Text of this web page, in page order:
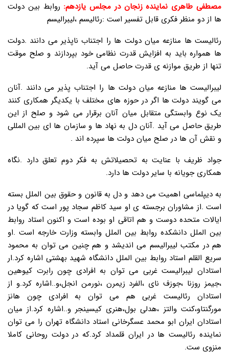
مصطفی طاهری نماینده زنجان در مجلس یازدهم: روابط بین دولت
ها از دو منظر فکری قابل تفسیر است :رئالیسم ،لیبرالیسم
رئالیست ها منازعه میان دولت ها را اجتناب ناپذیر می دانند .دولت
ها همواره باید به افزایش قدرت نظامی خود بپردازند و صلح موقت
تنها از طریق موازنه ی قدرت حاصل می آید.
لیبرالیست ها منازعه میان دولت ها را اجتناب پذیر می دانند .آنان
می گویند دولت ها اگر در حوزه های مختلف با یکدیگر همکاری کنند
یک نوع وابستگی متقابل میان آنان برقرار می شود و صلح از این
طریق حاصل می آید .آنان دل به نهاد ها و سازمان ها ای بین المللی
و نقش آن ها در صلح میان دولت ها سپرده اند .
جواد ظریف با عنایت به تحصیلاتش به فکر دوم تعلق دارد .نگاه
همکاری جویانه با سایر دولت ها دارد.
به دیپلماسی اهمیت می دهد و دل به قانون و حقوق بین الملل بسته
است .از مشاوران برجسته ی او سید کاظم سجاد پور است که گویا در
ایالات متحده دوست و هم اتاقی او بوده است و اکنون استاد روابط
بین الملل دانشکده روابط بین الملل وابسته وزارت خارجه است .او
هم در مکتب لیبرالیسم می اندیشد و هم چنین می توان به محمود
سریع القلم استاد روابط بین الملل دانشگاه شهید بهشتی اشاره کرد.ار
استادان لیبرالیست غربی می توان به افرادی چون رابرت کیوهین
،جیمز روزنا ،جوزف نای ،الفرد زیمرن ،نورمن انجل،و..اشاره کرد.و از
استادان رئالیست غربی هم می توان به افرادی چون هانز
مورگنتاو،کنت والتز ،هدلی بول،هنری کیسینجر و..اشاره کرد.از میان
استادان ایران ابو محمد عسگرخانی استاد دانشگاه تهران را می توان
نماینده رئالیست ها در ایران قلمداد کرد.که در دولت روحانی کاملا
منزوی ست.